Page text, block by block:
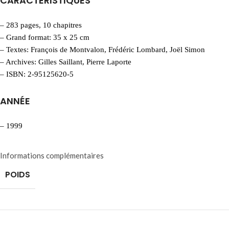
– 283 pages, 10 chapitres
– Grand format: 35 x 25 cm
– Textes: François de Montvalon, Frédéric Lombard, Joël Simon
– Archives: Gilles Saillant, Pierre Laporte
– ISBN: 2-95125620-5
ANNÉE
– 1999
Informations complémentaires
POIDS